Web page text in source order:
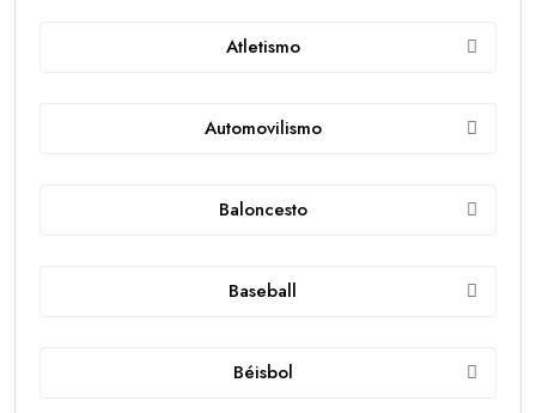
Atletismo
Automovilismo
Baloncesto
Baseball
Béisbol